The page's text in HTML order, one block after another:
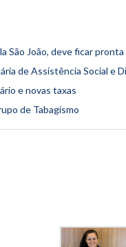
São João, deve ficar
de Assistência Social e
e novas taxas
de Tabagismo